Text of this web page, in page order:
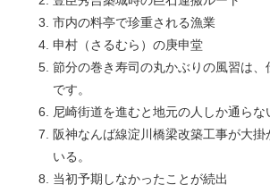
市内の料亭で珍重される漁業
申村（さるむら）の庚申堂
節分の巻き寿司の丸かぶりの風習は、
です。
尼崎街道を進むと地元の人しか通らな
阪神なんば線淀川橋梁改築工事が大掛
いる。
当初予期しなかったことが続出